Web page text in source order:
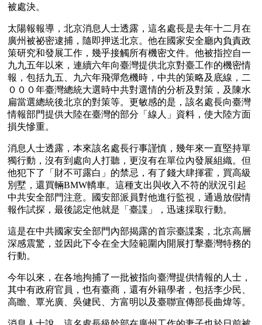
被處決。
太陽報報導，北京消息人士透露，這名處長是去年十二月在
廣州被祕密逮捕，隨即押送北京。他在國家安全廳內負責政
策研究和發展工作，幾乎接觸所有機密文件。他被指控自一
九九五年以來，連續六年向臺灣提供北京對臺工作的機密情
報，包括九五、九六年飛彈危機時，中共的策略及底線，二
０００年臺灣總統大選時中共對選情的分析及對策，及陳水
扁當選總統後北京的對策等。更敏感的是，該名處長向臺灣
情報部門提供大陸在臺灣的部分「線人」資料，使大陸方面
損失慘重。
消息人士透露，本來該名處長行事謹慎，幾年來一直堅持單
獨行動，沒有到處向人打聽，更沒有在單位內發展組織。但
他犯下了「財不可露白」的禁忌，有了錢大肆揮霍，買高級
別墅，還買輛BMW轎車。這種支出與收入不符的狀況引起
中共安全部門注意。國安部派員對他進行監視，通過放假情
報作試探，最後認定他就是「臺諜」，迅速採取行動。
這是在中共國家安全部門內部揭露的首宗臺諜案，北京高層
深感震驚，並因此下令在全大陸範圍內開展打擊臺灣特務的
行動。
今年以來，在各地拘捕了一批被指向臺灣提供情報的人士，
其中有政府官員，也有臺商，還有外籍學者，包括李少民、
高瞻、覃光廣、吳健民、方富明以及臺聯宣傳部長曲煒等。